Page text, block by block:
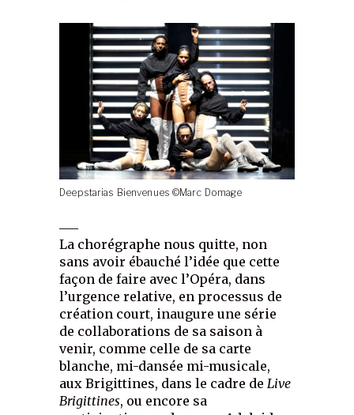
Deepstarias Bienvenues ©Marc Domage
La chorégraphe nous quitte, non
sans avoir ébauché l’idée que cette
façon de faire avec l’Opéra, dans
l’urgence relative, en processus de
création court, inaugure une série
de collaborations de sa saison à
venir, comme celle de sa carte
blanche, mi-dansée mi-musicale,
aux Brigittines, dans le cadre deLive
Brigittines, ou encore sa